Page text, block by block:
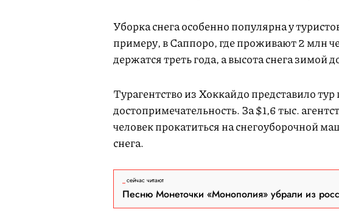
Уборка снега особенно популярна у
примеру, в Саппоро, где проживают 2 млн
держатся треть года, а высота снега зимой
Турагентство из Хоккайдо представило
достопримечательность. За $1,6 тыс.
человек прокатиться на снегоуборочной
снега.
сейчас читают
Песню Монеточки «Монополия» убрали из